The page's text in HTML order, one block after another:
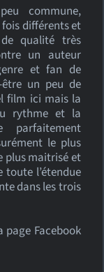
commune,
différents et
qualité très
un auteur
et fan de
un peu de
film ici mais la
rythme et la
parfaitement
le plus
plus maitrisé et
l’étendue
dans les trois
page Facebook